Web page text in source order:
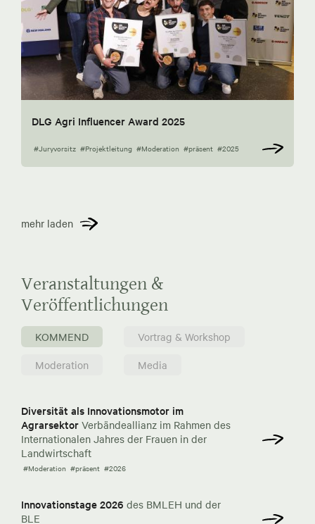
DLG Agri Influencer Award 2025
#Juryvorsitz #Projektleitung #Moderation #präsent #2025
mehr laden
Veranstaltungen &
Veröffentlichungen
KOMMEND
Vortrag & Workshop
Moderation
Media
Diversität als Innovationsmotor im
Agrarsektor Verbändeallianz im Rahmen des
Internationalen Jahres der Frauen in der
Landwirtschaft
#Moderation #präsent #2026
Innovationstage 2026 des BMLEH und der
BLE